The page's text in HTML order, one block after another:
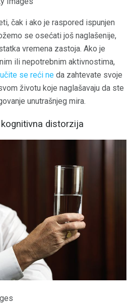
čak i ako je raspored ispunjen
se osećati još naglašenije,
vremena zastoja. Ako je
ili nepotrebnim aktivnostima,
se reći ne da zahtevate svoje
životu koje naglašavaju da ste
unutrašnjeg mira.
distorzija